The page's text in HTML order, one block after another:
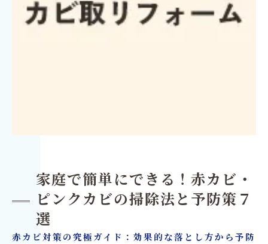
家庭で簡単にできる！赤カビ・
ピンクカビの掃除法と予防策７
選
赤カビ対策の究極ガイド：効果的な落とし方から予防